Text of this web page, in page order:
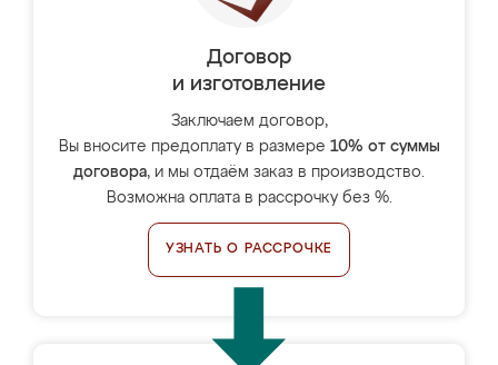
Договор
и изготовление
Заключаем договор,
Вы вносите предоплату в размере 10% от суммы
договора, и мы отдаём заказ в производство.
Возможна оплата в рассрочку без %.
УЗНАТЬ О РАССРОЧКЕ